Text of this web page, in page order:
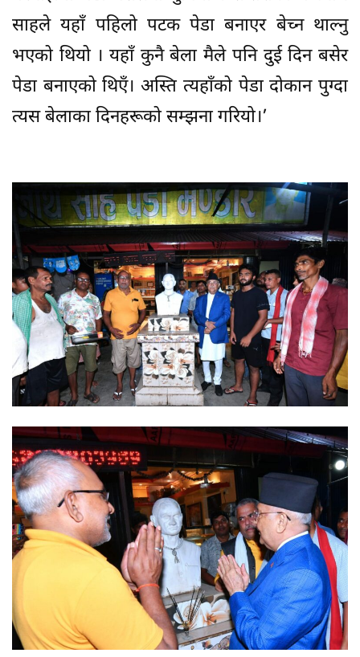
साहले यहाँ पहिलो पटक पेडा बनाएर बेच्न थाल्नु
भएको थियो । यहाँ कुनै बेला मैले पनि दुई दिन बसेर
पेडा बनाएको थिएँ। अस्ति त्यहाँको पेडा दोकान पुग्दा
त्यस बेलाका दिनहरूको सम्झना गरियो।’